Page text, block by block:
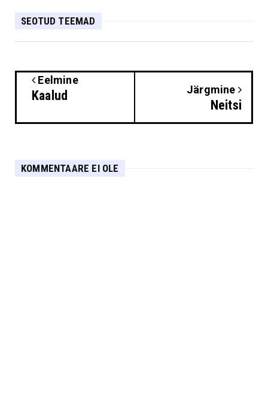
SEOTUD TEEMAD
Eelmine
Kaalud Järgmine
Neitsi
KOMMENTAARE EI OLE